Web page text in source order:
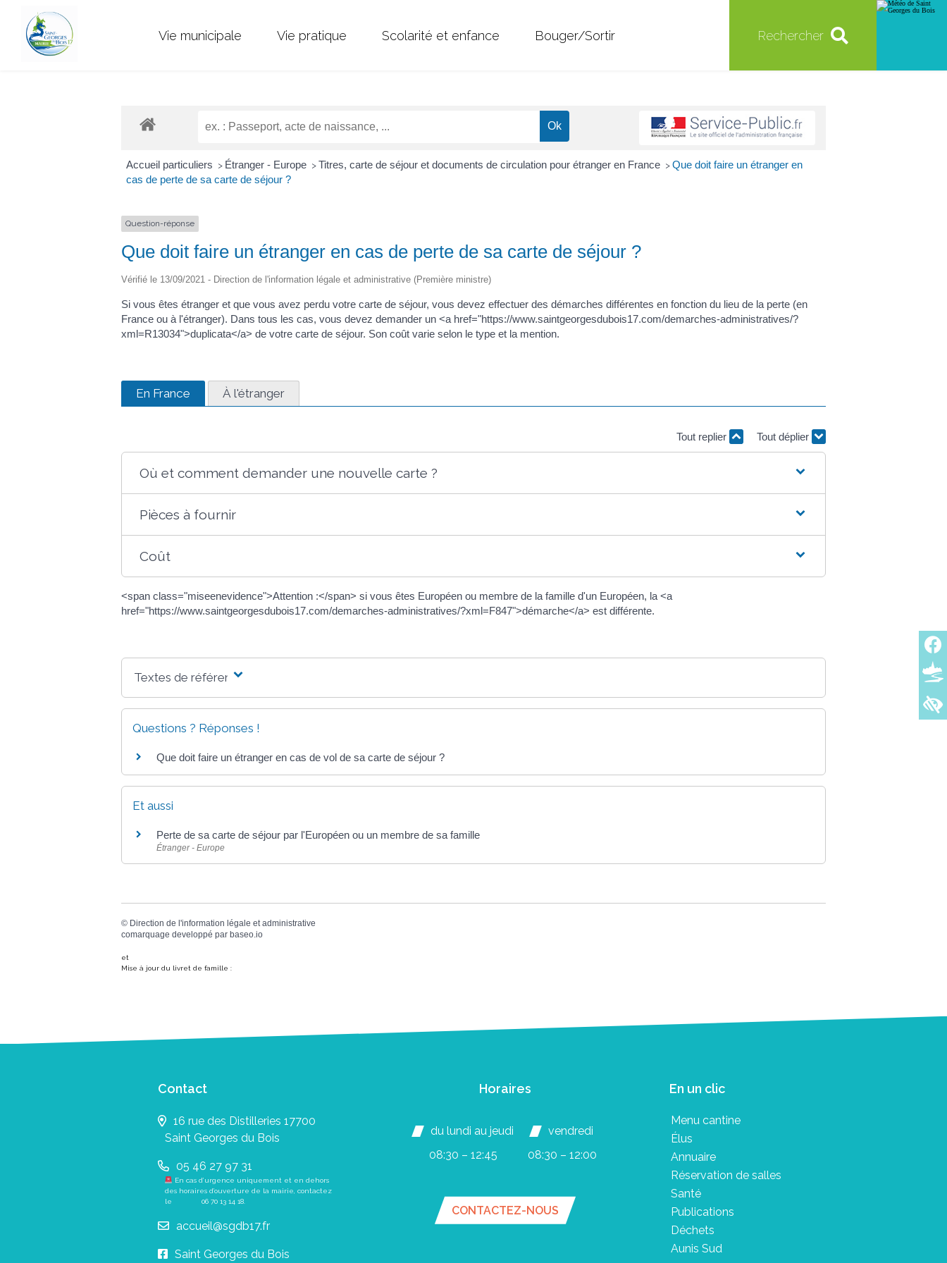
Vie municipale Vie pratique Scolarité et enfance Bouger/Sortir Rechercher
Accueil particuliers > Étranger - Europe > Titres, carte de séjour et documents de circulation pour étranger en France > Que doit faire un étranger en
cas de perte de sa carte de séjour ?
Question-réponse
Que doit faire un étranger en cas de perte de sa carte de séjour ?
Vérifié le 13/09/2021 - Direction de l'information légale et administrative (Première ministre)
Si vous êtes étranger et que vous avez perdu votre carte de séjour, vous devez effectuer des démarches différentes en fonction du lieu de la perte (en
France ou à l'étranger). Dans tous les cas, vous devez demander un <a href="https://www.saintgeorgesdubois17.com/demarches-administratives/?
xml=R13034">duplicata</a> de votre carte de séjour. Son coût varie selon le type et la mention.
En France À l'étranger
Tout replier Tout déplier
Où et comment demander une nouvelle carte ?
Pièces à fournir
Coût
<span class="miseenevidence">Attention :</span> si vous êtes Européen ou membre de la famille d'un Européen, la <a
href="https://www.saintgeorgesdubois17.com/demarches-administratives/?xml=F847">démarche</a> est différente.
Textes de référence
Questions ? Réponses !
Que doit faire un étranger en cas de vol de sa carte de séjour ?
Et aussi
Perte de sa carte de séjour par l'Européen ou un membre de sa famille
Étranger - Europe
© Direction de l'information légale et administrative
comarquage developpé par baseo.io
et
Mise à jour du livret de famille :
Contact
16 rue des Distilleries 17700
Saint Georges du Bois
05 46 27 97 31
En cas d’urgence uniquement et en dehors
des horaires d’ouverture de la mairie, contactez
le 06 70 13 14 18.
accueil@sgdb17.fr
Saint Georges du Bois
Horaires
du lundi au jeudi
08:30 – 12:45
vendredi
08:30 – 12:00
CONTACTEZ-NOUS
En un clic
Menu cantine
Élus
Annuaire
Réservation de salles
Santé
Publications
Déchets
Aunis Sud